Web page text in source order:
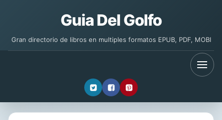
Guia Del Golfo
Gran directorio de libros en multiples formatos EPUB, PDF, MOBI